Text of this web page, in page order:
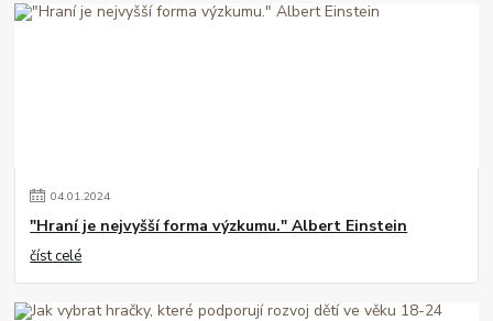
04.01.2024
"Hraní je nejvyšší forma výzkumu." Albert Einstein
číst celé